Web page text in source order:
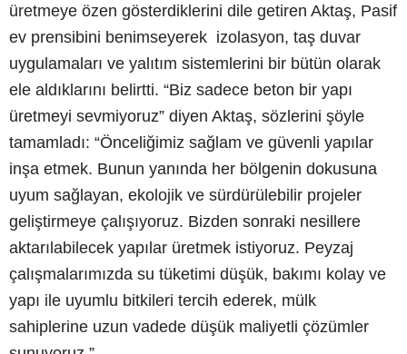
üretmeye özen gösterdiklerini dile getiren Aktaş, Pasif
ev prensibini benimseyerek izolasyon, taş duvar
uygulamaları ve yalıtım sistemlerini bir bütün olarak
ele aldıklarını belirtti. “Biz sadece beton bir yapı
üretmeyi sevmiyoruz” diyen Aktaş, sözlerini şöyle
tamamladı: “Önceliğimiz sağlam ve güvenli yapılar
inşa etmek. Bunun yanında her bölgenin dokusuna
uyum sağlayan, ekolojik ve sürdürülebilir projeler
geliştirmeye çalışıyoruz. Bizden sonraki nesillere
aktarılabilecek yapılar üretmek istiyoruz. Peyzaj
çalışmalarımızda su tüketimi düşük, bakımı kolay ve
yapı ile uyumlu bitkileri tercih ederek, mülk
sahiplerine uzun vadede düşük maliyetli çözümler